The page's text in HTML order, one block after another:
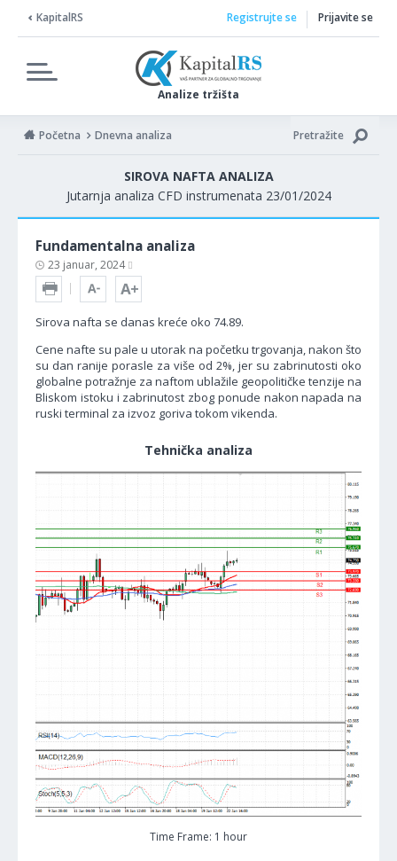
KapitalRS
Analize tržišta
Registrujte se Prijavite se
Početna Dnevna analiza Pretražite
SIROVA NAFTA ANALIZA
Jutarnja analiza CFD instrumenata 23/01/2024
Fundamentalna analiza
23 januar, 2024
Sirova nafta se danas kreće oko 74.89.
Cene nafte su pale u utorak na početku trgovanja, nakon što
su dan ranije porasle za više od 2%, jer su zabrinutosti oko
globalne potražnje za naftom ublažile geopolitičke tenzije na
Bliskom istoku i zabrinutost zbog ponude nakon napada na
ruski terminal za izvoz goriva tokom vikenda.
Tehnička analiza
Time Frame: 1 hour